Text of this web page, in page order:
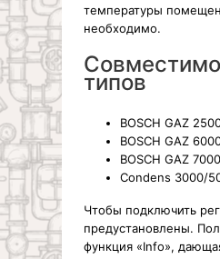
температуры
необходимо.
типов
BOSCH GAZ
BOSCH GAZ
BOSCH GAZ
Condens 3000/
Чтобы подключить
предустановлены.
функция «Info»,